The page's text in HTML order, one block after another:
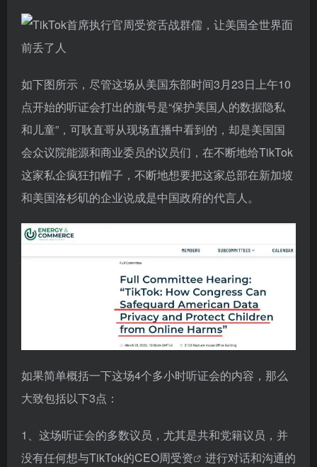
如下图所示，尽管这场从美国东部时间3月23日上午10
点开始的听证会打出的旗号是“保护美国人的数据隐私
和儿童”，可耿直哥从现场直播中看到的，却是美国国
会众议院能源和商业委员的议员们，在不断地给TikTok
这家私企疯狂扣帽子，不断地想要把这家总部在新加坡
和美国洛杉矶的企业说成是中国政府的代言人。
如果简单概括一下这场4个多小时听证会的内容，那么
大致包括以下3点：
1、这场听证会的多数议员，尤其是共和党籍议员，并
没有任何想与TikTok的CEO周受资
进行对话和沟通的